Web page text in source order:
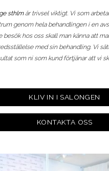
sthlmär trivsel viktigt. Vi som
genom hela behandlingen i en
besök hos oss skall man känna att
med sin behandling. Vi
som ni som kund förtjänar att vi
KLIV IN I SALONGEN
KONTAKTA OSS